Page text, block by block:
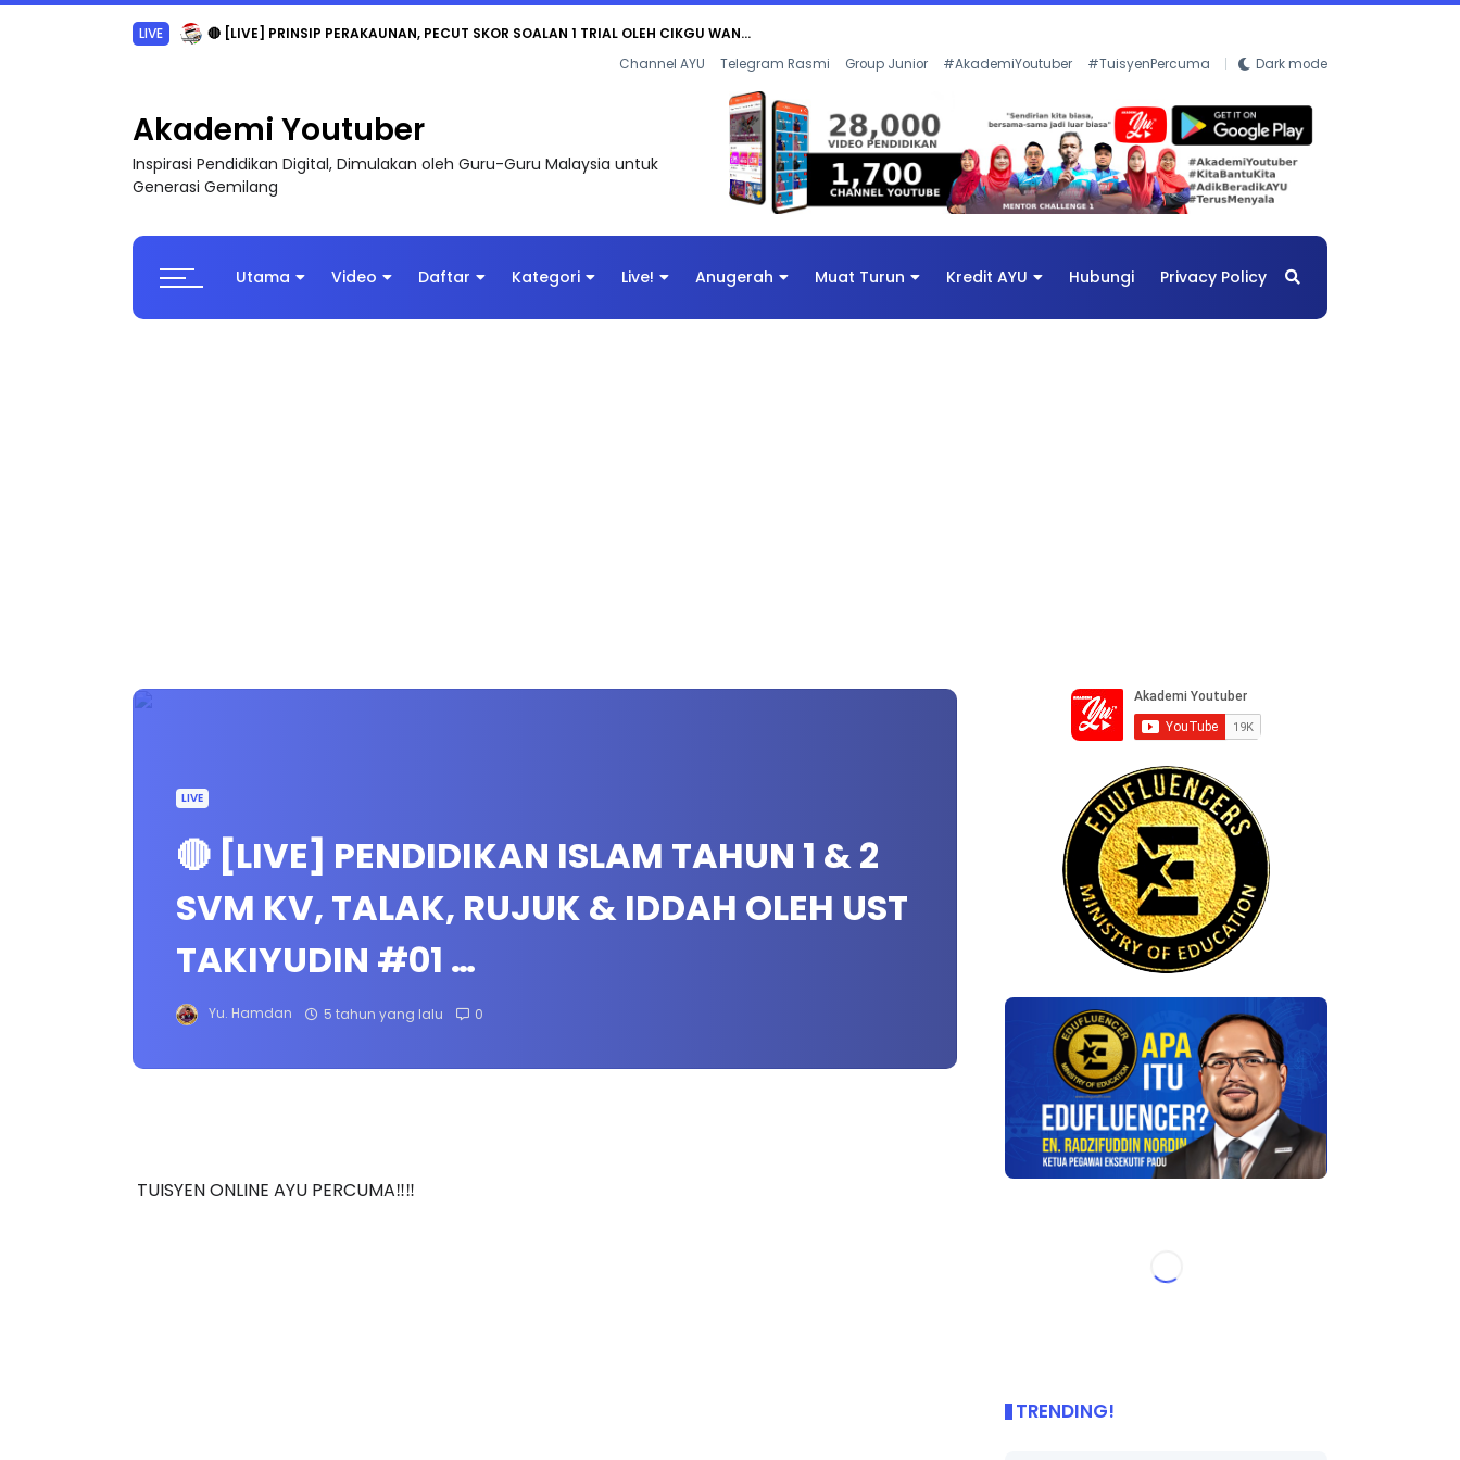
LIVE 🔴 [LIVE] PRINSIP PERAKAUNAN, PECUT SKOR SOALAN 1 TRIAL OLEH CIKGU WAN...
Channel AYU Telegram Rasmi Group Junior #AkademiYoutuber #TuisyenPercuma Dark mode
Akademi Youtuber
Inspirasi Pendidikan Digital, Dimulakan oleh Guru-Guru Malaysia untuk
Generasi Gemilang
Utama Video Daftar Kategori Live! Anugerah Muat Turun Kredit AYU Hubungi Privacy Policy
LIVE
🔴 [LIVE] PENDIDIKAN ISLAM TAHUN 1 & 2
SVM KV, TALAK, RUJUK & IDDAH OLEH UST
TAKIYUDIN #01 …
Yu. Hamdan 5 tahun yang lalu 0
TUISYEN ONLINE AYU PERCUMA‼️‼️
TRENDING!